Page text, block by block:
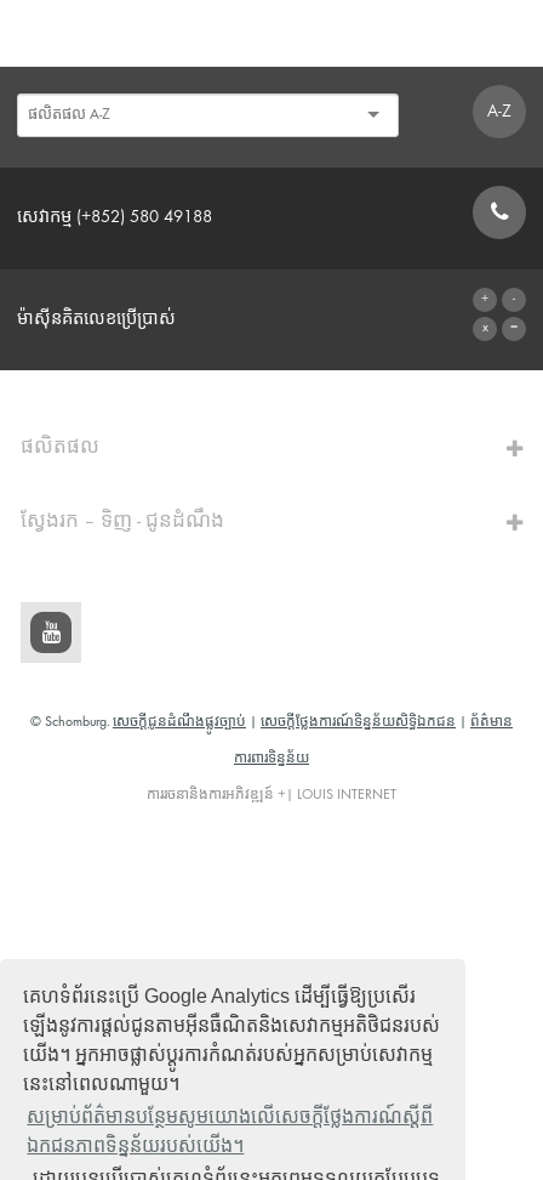
គេហទំព័រនេះប្រើ Google Analytics ដើម្បីធ្វើឱ្យប្រសើរ
ឡើងនូវការផ្តល់ជូនតាមអ៊ីនធឺណិតនិងសេវាកម្មអតិថិជនរបស់
យើង។ អ្នកអាចផ្លាស់ប្តូរការកំណត់របស់អ្នកសម្រាប់សេវាកម្ម
នេះនៅពេលណាមួយ។
សម្រាប់ព័ត៌មានបន្ថែមសូមយោងលើសេចក្តីថ្លែងការណ៍ស្តីពី
ឯកជនភាពទិន្នន័យរបស់យើង។
A-Z
សេវាកម្ម (+852) 580 49188
ម៉ាស៊ីនគិតលេខប្រើប្រាស់
ផលិតផល
ស្វែងរក – ទិញ - ជូនដំណឹង
© Schomburg. សេចក្តីជូនដំណឹងផ្លូវច្បាប់ សេចក្តីថ្លែងការណ៍ទិន្នន័យសិទ្ធិឯកជន ព័ត៌មាន
ការពារទិន្នន័យ
ការរចនានិងការអភិវឌ្ឍន៍ +| LOUIS INTERNET